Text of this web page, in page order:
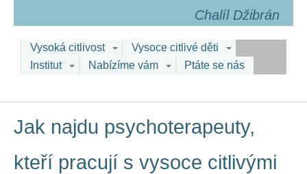
Chalíl Džibrán
Vysoká citlivost
Vysoce citlivé děti
Institut
Nabízíme vám Ptáte se nás
Jak najdu psychoterapeuty,
kteří pracují s vysoce citlivými